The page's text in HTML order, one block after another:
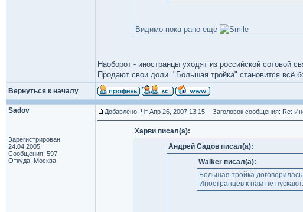
Видимо пока рано ещё
Наоборот - иностранцы уходят из российской сотовой
Продают свои доли. "Большая тройка" становится всё
Вернуться к началу
Sadov
Зарегистрирован:
24.04.2005
Сообщения: 597
Откуда: Москва
Добавлено: Чт Апр 26, 2007 13:15 Заголовок сообщения: Re:
Харви писал(а):
Андрей Садов писал(а):
Walker писал(а):
Большая тройка
Иностранцев к нам не